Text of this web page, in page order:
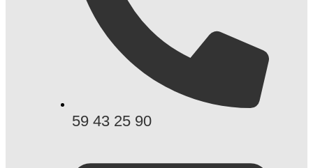
59 43 25 90